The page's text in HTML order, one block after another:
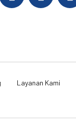
Layanan Kami